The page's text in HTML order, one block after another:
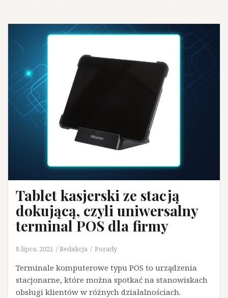
Tablet kasjerski ze stacją
dokującą, czyli uniwersalny
terminal POS dla firmy
8 lipca, 2021 Redakcja Porady
Terminale komputerowe typu POS to urządzenia
stacjonarne, które można spotkać na stanowiskach
obsługi klientów w różnych działalnościach.